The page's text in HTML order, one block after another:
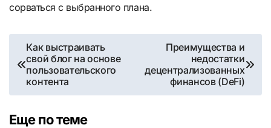
сорваться с выбранного плана.
Навигация
по
записям
Как выстраивать
свой блог на основе
пользовательского
контента
Преимущества и
недостатки
децентрализованных
финансов (DeFi)
Еще по теме